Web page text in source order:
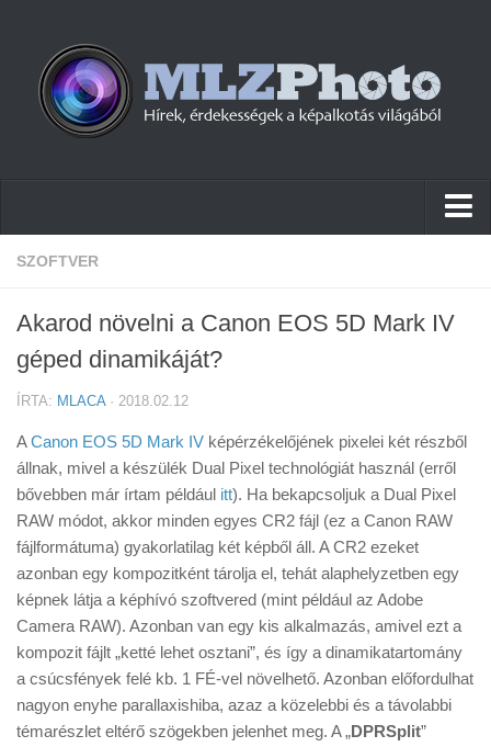
Hírek
Cikkek
Szoftver
Tudástár
Tanácsok
Érdekességek
Helyszíni Riport
E-BB
SZOFTVER
Akarod növelni a Canon EOS 5D Mark IV
géped dinamikáját?
ÍRTA: MLACA· 2018.02.12
ACanon EOS 5D Mark IV képérzékelőjének pixelei két részből
állnak, mivel a készülék Dual Pixel technológiát használ (erről
bővebben már írtam például itt). Ha bekapcsoljuk a Dual Pixel
RAW módot, akkor minden egyes CR2 fájl (ez a Canon RAW
fájlformátuma) gyakorlatilag két képből áll. A CR2 ezeket
azonban egy kompozitként tárolja el, tehát alaphelyzetben egy
képnek látja a képhívó szoftvered (mint például az Adobe
Camera RAW). Azonban van egy kis alkalmazás, amivel ezt a
kompozit fájlt „ketté lehet osztani”, és így a dinamikatartomány
a csúcsfények felé kb. 1 FÉ-vel növelhető. Azonban előfordulhat
nagyon enyhe parallaxishiba, azaz a közelebbi és a távolabbi
témarészlet eltérő szögekben jelenhet meg. A „DPRSplit”